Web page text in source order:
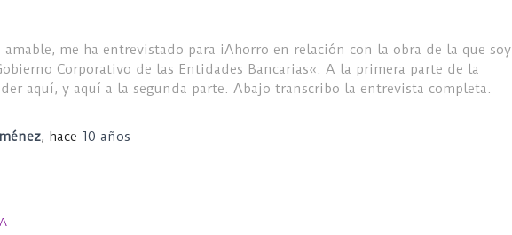
amable, me ha entrevistado para iAhorro en relación con la obra de la que soy
Corporativo de las Entidades Bancarias«. A la primera parte de la
aquí, y aquí a la segunda parte. Abajo transcribo la entrevista completa.
, hace 10 años